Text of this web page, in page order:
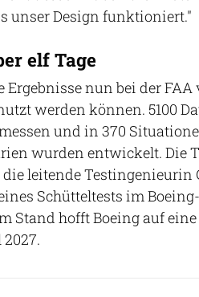
unser Design funktioniert."
elf Tage
Ergebnisse nun bei der
werden können. 5100
und in 370
wurden entwickelt. Die
die leitende
Schütteltests im
Stand hofft Boeing auf